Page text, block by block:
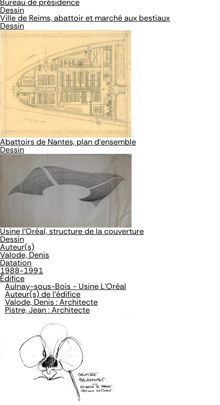
Bureau de présidence
Dessin
Ville de Reims, abattoir et marché aux bestiaux
Dessin
Abattoirs de Nantes, plan d'ensemble
Dessin
Usine l'Oréal, structure de la couverture
Dessin
Auteur(s)
Valode, Denis
Datation
1988-1991
Édifice
Aulnay-sous-Bois - Usine L'Oréal
Auteur(s) de l'édifice
Valode, Denis : Architecte
Pistre, Jean : Architecte